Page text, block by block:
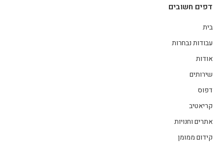
דפים חשובים
בית
עבודות נבחרות
אודות
שירותים
דפוס
קריאטיב
אתרים וחנויות
קידום ממומן